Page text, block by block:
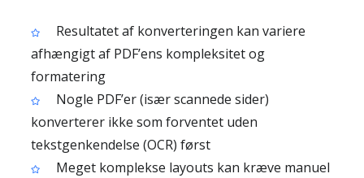
Resultatet af konverteringen kan variere
afhængigt af PDF’ens kompleksitet og
formatering
Nogle PDF’er (især scannede sider)
konverterer ikke som forventet uden
tekstgenkendelse (OCR) først
Meget komplekse layouts kan kræve manuel